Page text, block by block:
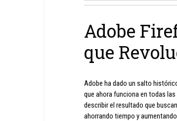
Adobe
que
Adobe ha dado un salto
que ahora funciona en todas
describir el resultado que
ahorrando tiempo y